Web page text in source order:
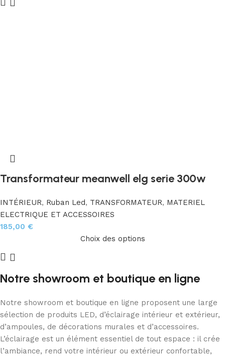
Transformateur meanwell elg serie 300w
INTÉRIEUR, Ruban Led, TRANSFORMATEUR, MATERIEL
ELECTRIQUE ET ACCESSOIRES
185,00 €
Choix des options
Notre showroom et boutique en ligne
Notre showroom et boutique en ligne proposent une large
sélection de produits LED, d’éclairage intérieur et extérieur,
d’ampoules, de décorations murales et d’accessoires.
L’éclairage est un élément essentiel de tout espace : il crée
l’ambiance, rend votre intérieur ou extérieur confortable,